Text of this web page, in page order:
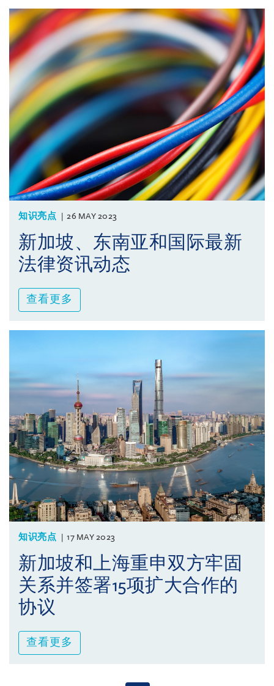
知识亮点 26 MAY 2023
新加坡、东南亚和国际最新
法律资讯动态
查看更多
知识亮点 17 MAY 2023
新加坡和上海重申双方牢固
关系并签署15项扩大合作的
协议
查看更多